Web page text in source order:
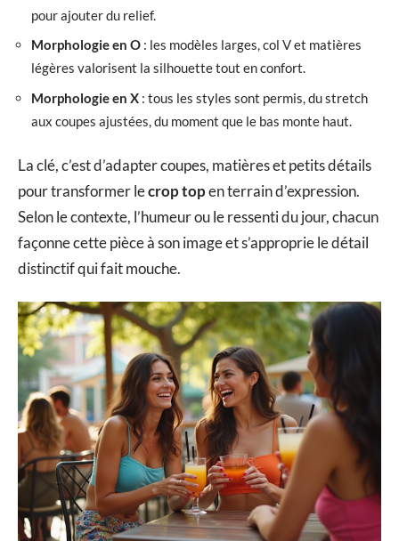
pour ajouter du relief.
Morphologie en O : les modèles larges, col V et matières
légères valorisent la silhouette tout en confort.
Morphologie en X : tous les styles sont permis, du stretch
aux coupes ajustées, du moment que le bas monte haut.
La clé, c’est d’adapter coupes, matières et petits détails
pour transformer lecrop topen terrain d’expression.
Selon le contexte, l’humeur ou le ressenti du jour, chacun
façonne cette pièce à son image et s’approprie le détail
distinctif qui fait mouche.